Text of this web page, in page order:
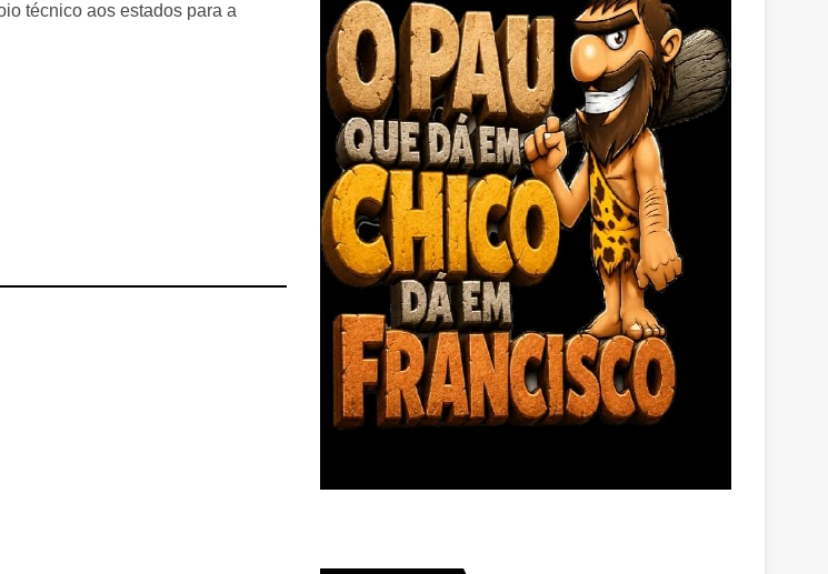
técnico aos estados para a